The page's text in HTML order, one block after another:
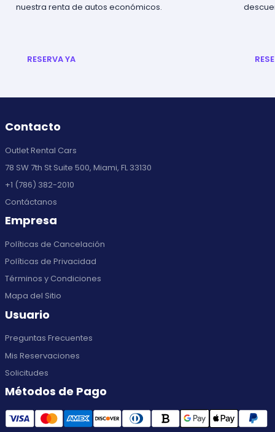
nuestra renta de autos económicos.
RESERVA YA
Contacto
Outlet Rental Cars
78 SW 7th St Suite 500, Miami, FL 33130
+1 (786) 382-2010
Contáctanos
Empresa
Políticas de Cancelación
Políticas de Privacidad
Términos y Condiciones
Mapa del Sitio
Usuario
Preguntas Frecuentes
Mis Reservaciones
Solicitudes
Métodos de Pago